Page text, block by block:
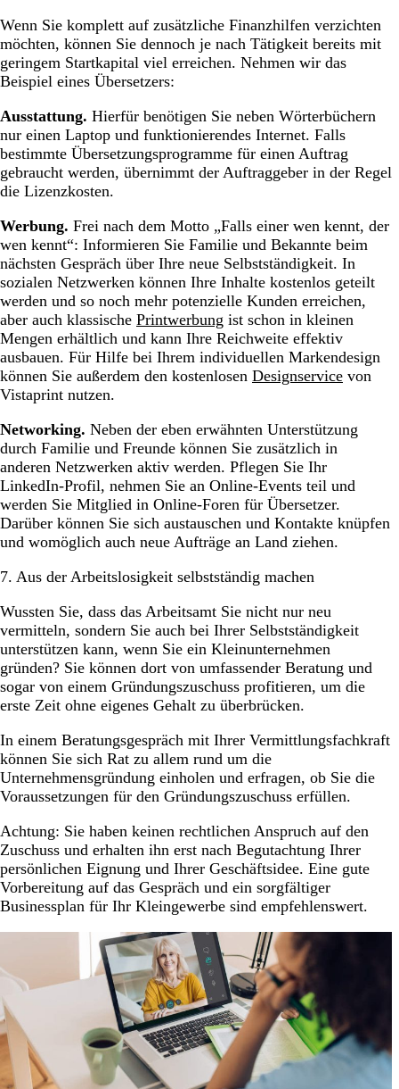
Wenn Sie komplett auf zusätzliche Finanzhilfen verzichten
möchten, können Sie dennoch je nach Tätigkeit bereits mit
geringem Startkapital viel erreichen. Nehmen wir das
Beispiel eines Übersetzers:
Ausstattung. Hierfür benötigen Sie neben Wörterbüchern
nur einen Laptop und funktionierendes Internet. Falls
bestimmte Übersetzungsprogramme für einen Auftrag
gebraucht werden, übernimmt der Auftraggeber in der Regel
die Lizenzkosten.
Werbung. Frei nach dem Motto „Falls einer wen kennt, der
wen kennt“: Informieren Sie Familie und Bekannte beim
nächsten Gespräch über Ihre neue Selbstständigkeit. In
sozialen Netzwerken können Ihre Inhalte kostenlos geteilt
werden und so noch mehr potenzielle Kunden erreichen,
aber auch klassische Printwerbung ist schon in kleinen
Mengen erhältlich und kann Ihre Reichweite effektiv
ausbauen. Für Hilfe bei Ihrem individuellen Markendesign
können Sie außerdem den kostenlosen Designservice von
Vistaprint nutzen.
Networking. Neben der eben erwähnten Unterstützung
durch Familie und Freunde können Sie zusätzlich in
anderen Netzwerken aktiv werden. Pflegen Sie Ihr
LinkedIn-Profil, nehmen Sie an Online-Events teil und
werden Sie Mitglied in Online-Foren für Übersetzer.
Darüber können Sie sich austauschen und Kontakte knüpfen
und womöglich auch neue Aufträge an Land ziehen.
7. Aus der Arbeitslosigkeit selbstständig machen
Wussten Sie, dass das Arbeitsamt Sie nicht nur neu
vermitteln, sondern Sie auch bei Ihrer Selbstständigkeit
unterstützen kann, wenn Sie ein Kleinunternehmen
gründen? Sie können dort von umfassender Beratung und
sogar von einem Gründungszuschuss profitieren, um die
erste Zeit ohne eigenes Gehalt zu überbrücken.
In einem Beratungsgespräch mit Ihrer Vermittlungsfachkraft
können Sie sich Rat zu allem rund um die
Unternehmensgründung einholen und erfragen, ob Sie die
Voraussetzungen für den Gründungszuschuss erfüllen.
Achtung: Sie haben keinen rechtlichen Anspruch auf den
Zuschuss und erhalten ihn erst nach Begutachtung Ihrer
persönlichen Eignung und Ihrer Geschäftsidee. Eine gute
Vorbereitung auf das Gespräch und ein sorgfältiger
Businessplan für Ihr Kleingewerbe sind empfehlenswert.